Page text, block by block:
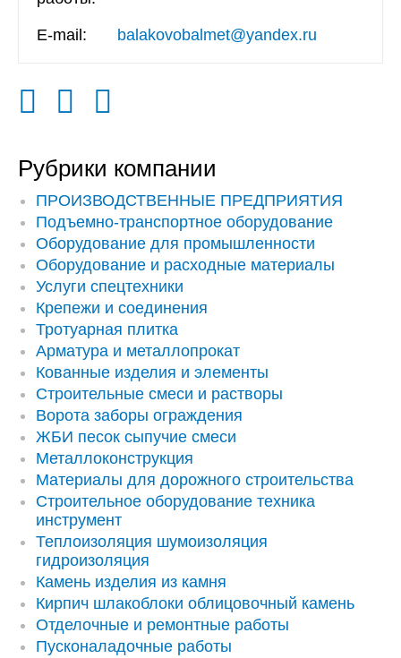
E-mail: balakovobalmet@yandex.ru
Рубрики компании
ПРОИЗВОДСТВЕННЫЕ ПРЕДПРИЯТИЯ
Подъемно-транспортное оборудование
Оборудование для промышленности
Оборудование и расходные материалы
Услуги спецтехники
Крепежи и соединения
Тротуарная плитка
Арматура и металлопрокат
Кованные изделия и элементы
Строительные смеси и растворы
Ворота заборы ограждения
ЖБИ песок сыпучие смеси
Металлоконструкция
Материалы для дорожного строительства
Строительное оборудование техника
инструмент
Теплоизоляция шумоизоляция
гидроизоляция
Камень изделия из камня
Кирпич шлакоблоки облицовочный камень
Отделочные и ремонтные работы
Пусконаладочные работы